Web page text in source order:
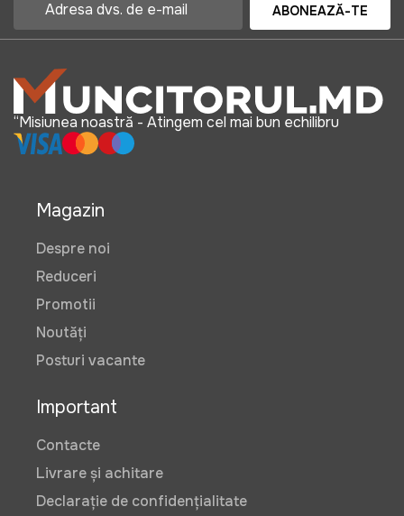
ABONEAZĂ-TE
“Misiunea noastră - Atingem cel mai bun echilibru
Magazin
Despre noi
Reduceri
Promotii
Noutăți
Posturi vacante
Important
Contacte
Livrare și achitare
Declarație de confidențialitate